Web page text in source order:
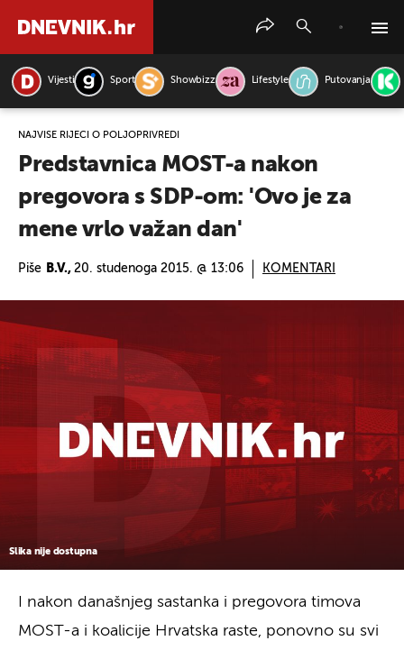
Vijesti Sport Showbizz Lifestyle Putovanja
NAJVIŠE RIJEČI O POLJOPRIVREDI
Predstavnica MOST-a nakon
pregovora s SDP-om: 'Ovo je za
mene vrlo važan dan'
Piše B.V., 20. studenoga 2015. @ 13:06 KOMENTARI
Slika nije dostupna
I nakon današnjeg sastanka i pregovora timova
MOST-a i koalicije Hrvatska raste, ponovno su svi
PRETRAŽITE VIJESTI